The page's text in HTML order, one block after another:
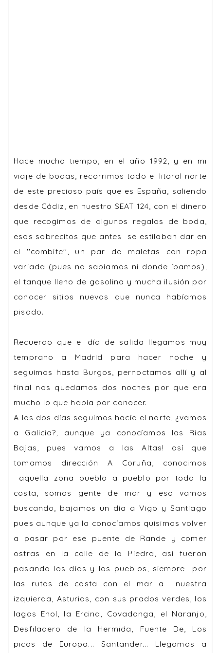
Hace mucho tiempo, en el año 1992, y en mi
viaje de bodas, recorrimos todo el litoral norte
de este precioso país que es España, saliendo
desde Cádiz, en nuestro SEAT 124, con el dinero
que recogimos de algunos regalos de boda,
esos sobrecitos que antes se estilaban dar en
el ''combite'', un par de maletas con ropa
variada (pues no sabíamos ni donde íbamos),
el tanque lleno de gasolina y mucha ilusión por
conocer sitios nuevos que nunca habíamos
pisado.
Recuerdo que el día de salida llegamos muy
temprano a Madrid para hacer noche y
seguimos hasta Burgos, pernoctamos allí y al
final nos quedamos dos noches por que era
mucho lo que había por conocer.
A los dos días seguimos hacía el norte, ¿vamos
a Galicia?, aunque ya conocíamos las Rias
Bajas, pues vamos a las Altas! así que
tomamos dirección A Coruña, conocimos
aquella zona pueblo a pueblo por toda la
costa, somos gente de mar y eso vamos
buscando, bajamos un día a Vigo y Santiago
pues aunque ya la conocíamos quisimos volver
a pasar por ese puente de Rande y comer
ostras en la calle de la Piedra, asi fueron
pasando los dias y los pueblos, siempre por
las rutas de costa con el mar a nuestra
izquierda, Asturias, con sus prados verdes, los
lagos Enol, la Ercina, Covadonga, el Naranjo,
Desfiladero de la Hermida, Fuente De, Los
picos de Europa... Santander... Llegamos a